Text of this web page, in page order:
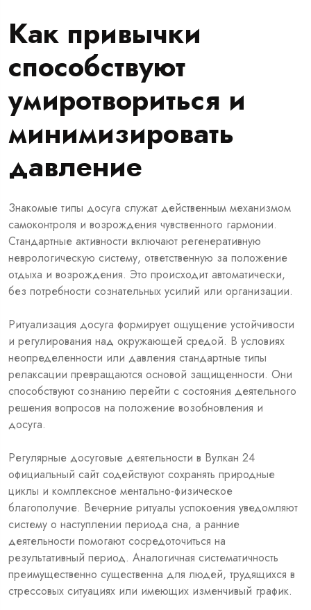
Как привычки
способствуют
умиротвориться и
минимизировать
давление
Знакомые типы досуга служат действенным механизмом
самоконтроля и возрождения чувственного гармонии.
Стандартные активности включают регенеративную
неврологическую систему, ответственную за положение
отдыха и возрождения. Это происходит автоматически,
без потребности сознательных усилий или организации.
Ритуализация досуга формирует ощущение устойчивости
и регулирования над окружающей средой. В условиях
неопределенности или давления стандартные типы
релаксации превращаются основой защищенности. Они
способствуют сознанию перейти с состояния деятельного
решения вопросов на положение возобновления и
досуга.
Регулярные досуговые деятельности в Вулкан 24
официальный сайт содействуют сохранять природные
циклы и комплексное ментально-физическое
благополучие. Вечерние ритуалы успокоения уведомляют
систему о наступлении периода сна, а ранние
деятельности помогают сосредоточиться на
результативный период. Аналогичная систематичность
преимущественно существенна для людей, трудящихся в
стрессовых ситуациях или имеющих изменчивый график.